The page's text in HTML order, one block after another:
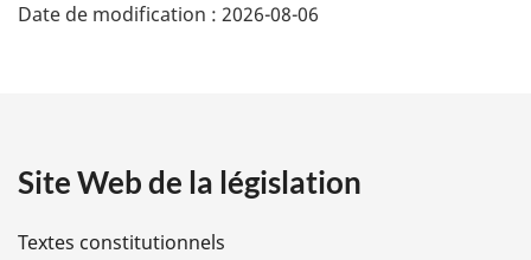
l
é
i
l
Date de modification : 2026-08-06
Site Web de la législation
Textes constitutionnels